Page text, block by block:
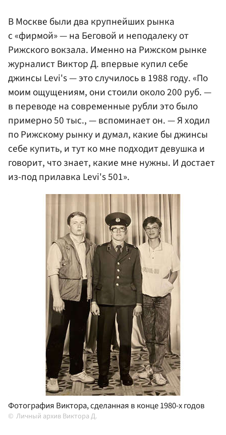
В Москве были два крупнейших рынка
с «фирмой» — на Беговой и неподалеку от
Рижского вокзала. Именно на Рижском рынке
журналист Виктор Д. впервые купил себе
джинсы Levi's — это случилось в 1988 году. «По
моим ощущениям, они стоили около 200 руб. —
в переводе на современные рубли это было
примерно 50 тыс., — вспоминает он. — Я ходил
по Рижскому рынку и думал, какие бы джинсы
себе купить, и тут ко мне подходит девушка и
говорит, что знает, какие мне нужны. И достает
из-под прилавка Levi's 501».
Фотография Виктора, сделанная в конце 1980-х годов
Личный архив Виктора Д.